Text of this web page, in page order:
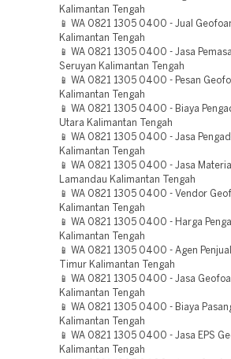
Kalimantan Tengah
📱 WA 0821 1305 0400 - Jual
Kalimantan Tengah
📱 WA 0821 1305 0400 - Jasa
Seruyan Kalimantan Tengah
📱 WA 0821 1305 0400 - Pesan
Kalimantan Tengah
📱 WA 0821 1305 0400 - Biaya
Utara Kalimantan Tengah
📱 WA 0821 1305 0400 - Jasa
Kalimantan Tengah
📱 WA 0821 1305 0400 - Jasa
Lamandau Kalimantan Tengah
📱 WA 0821 1305 0400 - Vendor
Kalimantan Tengah
📱 WA 0821 1305 0400 - Harga
Kalimantan Tengah
📱 WA 0821 1305 0400 - Agen
Timur Kalimantan Tengah
📱 WA 0821 1305 0400 - Jasa
Kalimantan Tengah
📱 WA 0821 1305 0400 - Biaya
Kalimantan Tengah
📱 WA 0821 1305 0400 - Jasa EPS
Kalimantan Tengah